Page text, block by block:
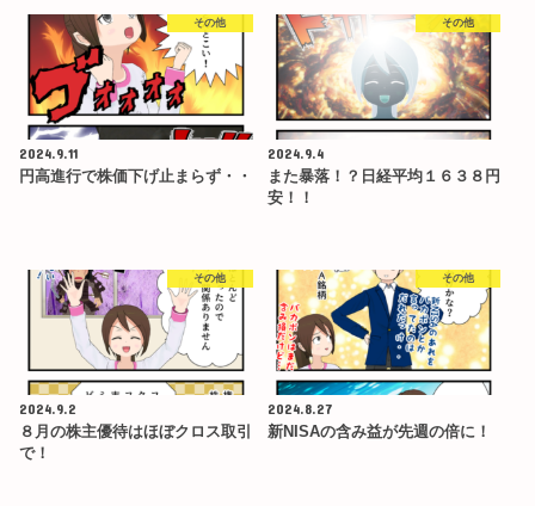
その他
2024.9.11
円高進行で株価下げ止まらず・・
その他
2024.9.4
また暴落！？日経平均１６３８円
安！！
その他
2024.9.2
８月の株主優待はほぼクロス取引
で！
その他
2024.8.27
新NISAの含み益が先週の倍に！